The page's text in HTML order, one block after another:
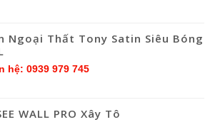
Ngoại Thất Tony Satin Siêu Bóng
hệ: 0939 979 745
WALL PRO Xây Tô